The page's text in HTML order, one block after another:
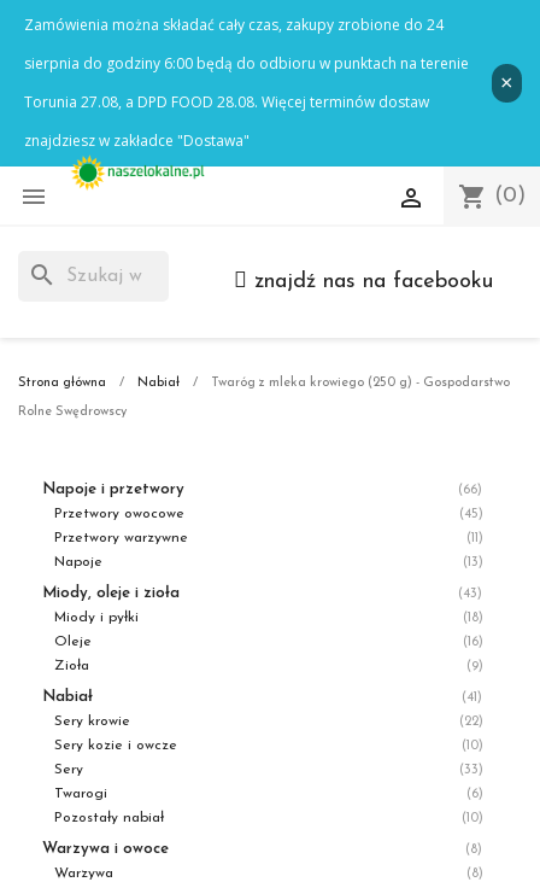
 shopping_cart (0)

search znajdź nas na facebooku
Strona główna Nabiał Twaróg z mleka krowiego (250 g) - Gospodarstwo
Rolne Swędrowscy
Napoje i przetwory (66)
Przetwory owocowe (45)
Przetwory warzywne (11)
Napoje (13)
Miody, oleje i zioła (43)
Miody i pyłki (18)
Oleje (16)
Zioła (9)
Nabiał (41)
Sery krowie (22)
Sery kozie i owcze (10)
Sery (33)
Twarogi (6)
Pozostały nabiał (10)
Warzywa i owoce (8)
Warzywa (8)